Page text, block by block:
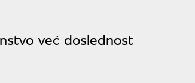
već doslednost